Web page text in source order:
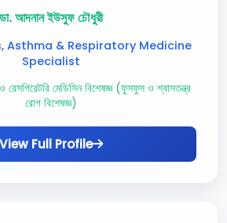
ডা. আদনান ইউসুফ চৌধুরী
Asthma & Respiratory Medicine
Specialist
রেসপিরেটরি মেডিসিন বিশেষজ্ঞ (ফুসফুস ও শ্বাসতন্ত্র
রোগ বিশেষজ্ঞ)
View Full Profile